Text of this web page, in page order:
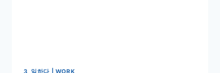
3_일하다 | WORK